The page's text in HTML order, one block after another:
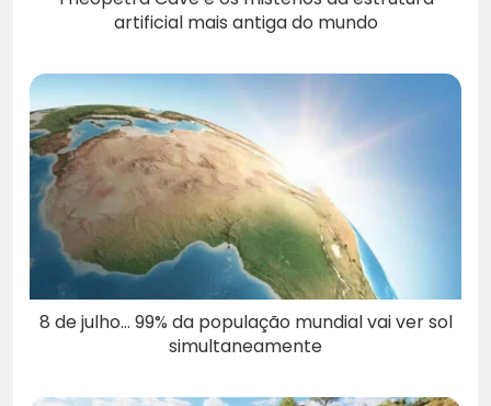
artificial mais antiga do mundo
8 de julho… 99% da população mundial vai ver sol
simultaneamente